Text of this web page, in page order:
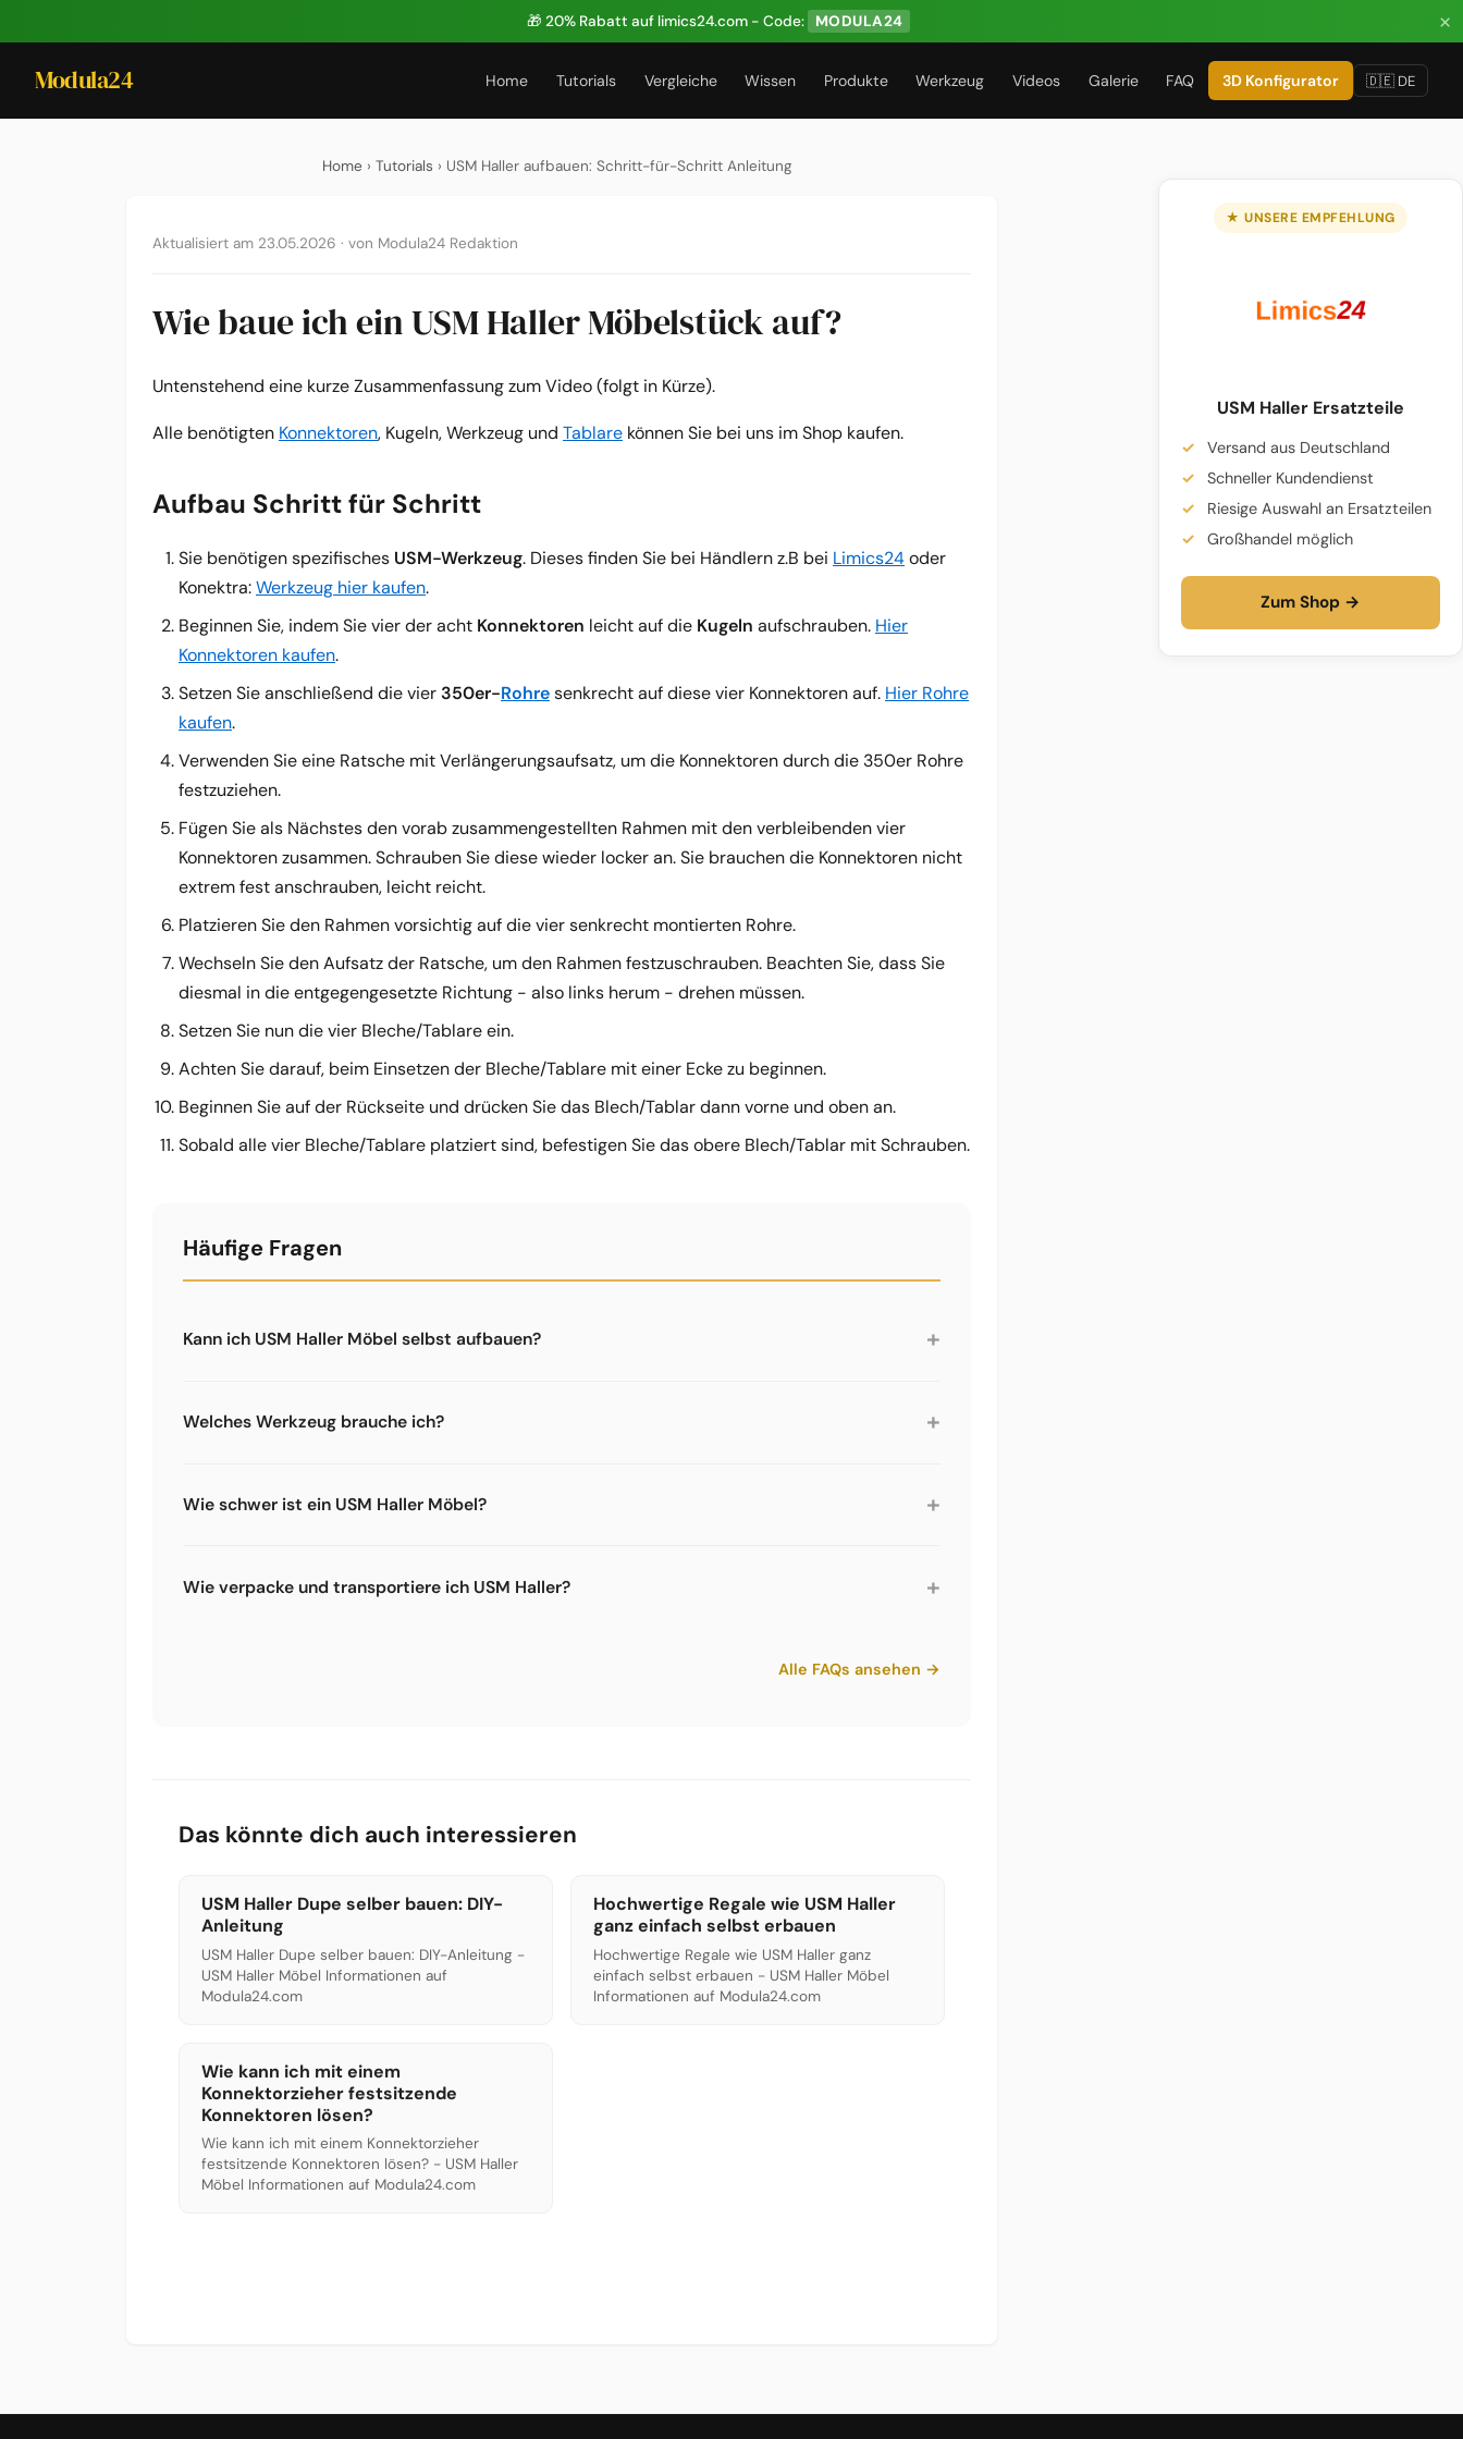
🎁 20% Rabatt auf limics24.com - Code: MODULA24 ×
Modula24 Home Tutorials Vergleiche Wissen Produkte Werkzeug Videos Galerie FAQ 3D Konfigurator 🇩🇪 DE
Home › Tutorials › USM Haller aufbauen: Schritt-für-Schritt Anleitung
Aktualisiert am 23.05.2026 · von Modula24 Redaktion
Wie baue ich ein USM Haller Möbelstück auf?
Untenstehend eine kurze Zusammenfassung zum Video (folgt in Kürze).
Alle benötigten Konnektoren, Kugeln, Werkzeug und Tablare können Sie bei uns im Shop kaufen.
Aufbau Schritt für Schritt
Sie benötigen spezifisches USM-Werkzeug. Dieses finden Sie bei Händlern z.B bei Limics24oder
Konektra:Werkzeug hier kaufen.
Beginnen Sie, indem Sie vier der acht Konnektoren leicht auf die Kugeln aufschrauben. Hier
Konnektoren kaufen.
Setzen Sie anschließend die vier 350er-Rohresenkrecht auf diese vier Konnektoren auf. Hier Rohre
kaufen.
Verwenden Sie eine Ratsche mit Verlängerungsaufsatz, um die Konnektoren durch die 350er Rohre
festzuziehen.
Fügen Sie als Nächstes den vorab zusammengestellten Rahmen mit den verbleibenden vier
Konnektoren zusammen. Schrauben Sie diese wieder locker an. Sie brauchen die Konnektoren nicht
extrem fest anschrauben, leicht reicht.
Platzieren Sie den Rahmen vorsichtig auf die vier senkrecht montierten Rohre.
Wechseln Sie den Aufsatz der Ratsche, um den Rahmen festzuschrauben. Beachten Sie, dass Sie
diesmal in die entgegengesetzte Richtung - also links herum - drehen müssen.
Setzen Sie nun die vier Bleche/Tablare ein.
Achten Sie darauf, beim Einsetzen der Bleche/Tablare mit einer Ecke zu beginnen.
Beginnen Sie auf der Rückseite und drücken Sie das Blech/Tablar dann vorne und oben an.
Sobald alle vier Bleche/Tablare platziert sind, befestigen Sie das obere Blech/Tablar mit Schrauben.
Häufige Fragen
Kann ich USM Haller Möbel selbst aufbauen? +
aufgebaut. Du brauchst allerdings Spezialwerkzeug - ein normaler Werkzeugkasten reicht nicht.
Wir empfehlen mindestens das 5-teilige Werkzeugset.
Welches Werkzeug brauche ich? +
Arbeiten und Demontage: den Werkzeugkoffer mit Ratsche und Konnektorzieher. Für die erste
Generation USM Haller gibt es einen eigenen Konnektorzieher bei Limics24.
Wie schwer ist ein USM Haller Möbel? +
wiegen. Unser 3D Konfigurator berechnet das Gewicht automatisch.
Wie verpacke und transportiere ich USM Haller? +
und Tablare einzeln in Decken oder Luftpolsterfolie wickeln. Das verhindert Kratzer auf der
Alle FAQs ansehen →
Das könnte dich auch interessieren
USM Haller Dupe selber bauen: DIY-
Anleitung
USM Haller Dupe selber bauen: DIY-Anleitung -
USM Haller Möbel Informationen auf
Modula24.com
Hochwertige Regale wie USM Haller
ganz einfach selbst erbauen
Hochwertige Regale wie USM Haller ganz
einfach selbst erbauen - USM Haller Möbel
Informationen auf Modula24.com
Wie kann ich mit einem
Konnektorzieher festsitzende
Konnektoren lösen?
Wie kann ich mit einem Konnektorzieher
festsitzende Konnektoren lösen? - USM Haller
Möbel Informationen auf Modula24.com
★ UNSERE EMPFEHLUNG
USM Haller Ersatzteile
Versand aus Deutschland
Schneller Kundendienst
Riesige Auswahl an Ersatzteilen
Großhandel möglich
Zum Shop →